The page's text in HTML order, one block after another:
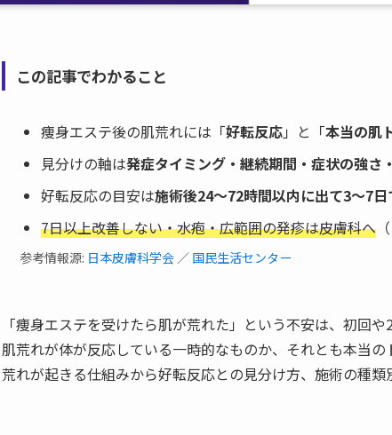
この記事でわかること
痩身エステ後の肌荒れには「好転反応」と「本当の肌
見分けの軸は発症タイミング・継続期間・症状の強さ
好転反応の目安は施術後24〜72時間以内に出て3〜7日
7日以上改善しない・水疱・広範囲の発疹は皮膚科へ
参考情報源: 日本皮膚科学会 ／ 国民生活センター
「痩身エステを受けたら肌が荒れた」という不安は、初回
肌荒れが体が反応している一時的なものか、それとも本当
荒れが起きる仕組みから好転反応との見分け方、施術の種類